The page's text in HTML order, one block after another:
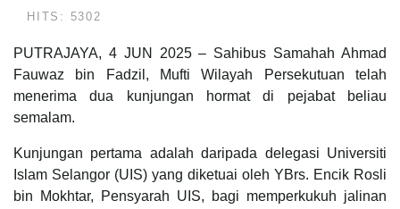
HITS: 5302
PUTRAJAYA, 4 JUN 2025 – Sahibus Samahah Ahmad
Fauwaz bin Fadzil, Mufti Wilayah Persekutuan telah
menerima dua kunjungan hormat di pejabat beliau
semalam.
Kunjungan pertama adalah daripada delegasi Universiti
Islam Selangor (UIS) yang diketuai oleh YBrs. Encik Rosli
bin Mokhtar, Pensyarah UIS, bagi memperkukuh jalinan